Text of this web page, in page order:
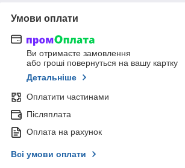
Умови оплати
Ви отримаєте замовлення
або гроші повернуться на вашу картку
Детальніше
Оплатити частинами
Післяплата
Оплата на рахунок
Всі умови оплати